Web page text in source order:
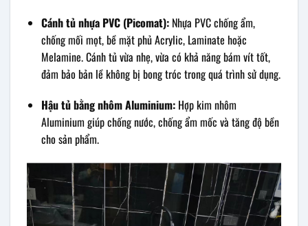
Cánh tủ nhựa PVC (Picomat):Nhựa PVC chống ẩm,
chống mối mọt, bề mặt phủ Acrylic, Laminate hoặc
Melamine. Cánh tủ vừa nhẹ, vừa có khả năng bám vít tốt,
đảm bảo bản lề không bị bong tróc trong quá trình sử dụng.
Hậu tủ bằng nhôm Aluminium:Hợp kim nhôm
Aluminium giúp chống nước, chống ẩm mốc và tăng độ bền
cho sản phẩm.